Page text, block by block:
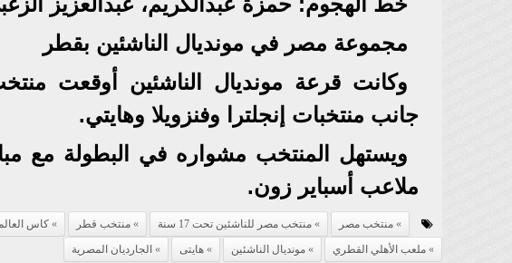
مجموعة مصر في مونديال الناشئين بقطر
وكانت قرعة مونديال الناشئين أوقعت
جانب منتخبات إنجلترا وفنزويلا وهايتي.
ملاعب أسباير زون.
منتخب مصر منتخب مصر للناشئين تحت 17 سنة منتخب قطر كاس
ملعب الأهلي القطري
مونديال الناشئين هايتى الجارديان المصرية